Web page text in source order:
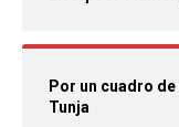
Por un cuadro
Tunja